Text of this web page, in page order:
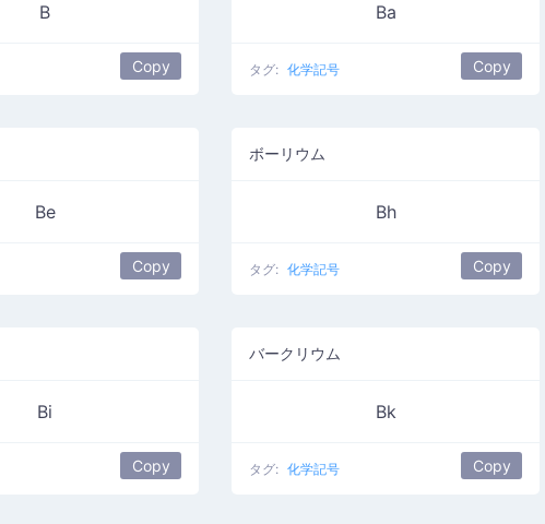
B
Copy
Ba
タグ: 化学記号 Copy
Be
Copy
ボーリウム
Bh
タグ: 化学記号 Copy
Bi
Copy
バークリウム
Bk
タグ: 化学記号 Copy